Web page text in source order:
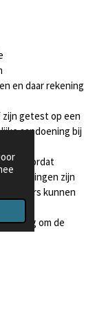
en daar rekening
getest op een
aandoening bij
lage
doordat
zijn
ouders kunnen
om de